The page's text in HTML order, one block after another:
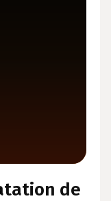
de